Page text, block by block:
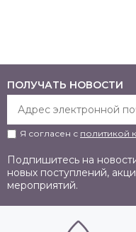
ПОЛУЧАТЬ НОВОСТИ
Я согласен с политикой
Подпишитесь на
новых поступлений,
мероприятий.